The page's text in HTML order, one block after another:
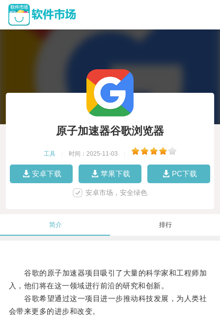
原子加速器谷歌浏览器
工具 时间：2025-11-03
安卓下载 苹果下载 PC下载
安卓市场，安全绿色
简介 排行
谷歌的原子加速器项目吸引了大量的科学家和工程师加
入，他们将在这一领域进行前沿的研究和创新。
谷歌希望通过这一项目进一步推动科技发展，为人类社
会带来更多的进步和改变。